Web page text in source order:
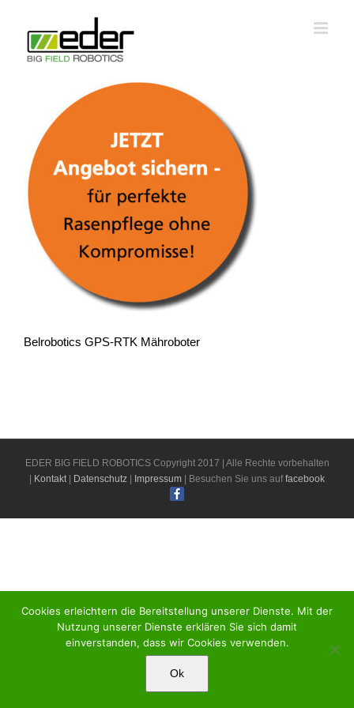
springen
Belrobotics GPS-RTK Mähroboter
EDER BIG FIELD ROBOTICS Copyright 2017 | Alle Rechte vorbehalten
Kontakt| Datenschutz Impressum | Besuchen Sie uns auffacebook
Cookies erleichtern die Bereitstellung unserer Dienste. Mit der
Nutzung unserer Dienste erklären Sie sich damit
einverstanden, dass wir Cookies verwenden.
Ok